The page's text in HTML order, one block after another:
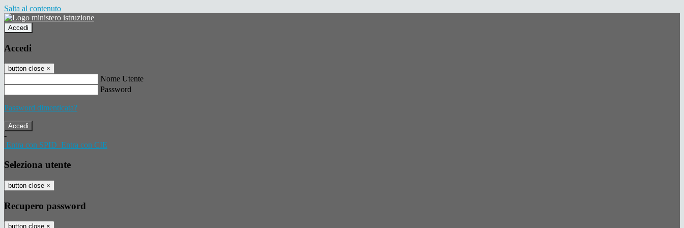
Salta al contenuto
Accedi
Accedi
button close ×
Nome Utente
Password
Password dimenticata?
-
Entra con SPID Entra con CIE
Seleziona utente
button close ×
Recupero password
button close ×